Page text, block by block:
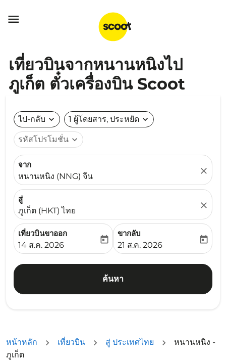

เที่ยวบินจากหนานหนิงไป
ภูเก็ต ตั๋วเครื่องบิน Scoot
ไป-กลับ expand_more 1 ผู้โดยสาร, ประหยัด expand_more
รหัสโปรโมชั่น expand_more
จาก
หนานหนิง (NNG) จีน
close
สู่
ภูเก็ต (HKT) ไทย
close
เที่ยวบินขาออก
fc-booking-departure-date-aria-label
14 ส.ค. 2026
today
ขากลับ
fc-booking-return-date-
21 ส.ค. 2026
today
ค้นหา
หน้าหลัก เที่ยวบิน สู่ ประเทศไทย
หนานหนิง -
ภูเก็ต